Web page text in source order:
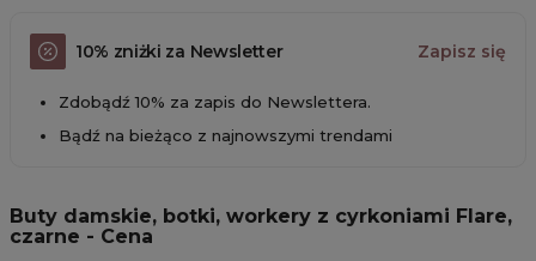
10% zniżki za Newsletter Zapisz się
Zdobądź 10% za zapis do Newslettera.
Bądź na bieżąco z najnowszymi trendami
Buty damskie, botki, workery z cyrkoniami Flare,
czarne - Cena